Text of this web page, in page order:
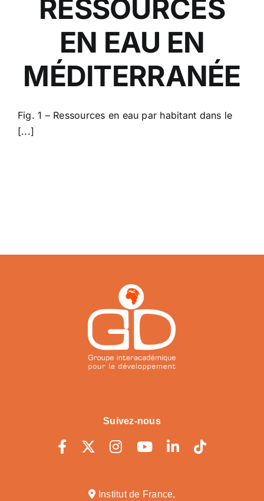
RESSOURCES
EN EAU EN
MÉDITERRANÉE
Fig. 1 – Ressources en eau par habitant dans le
[...]
Suivez-nous
Institut de France,